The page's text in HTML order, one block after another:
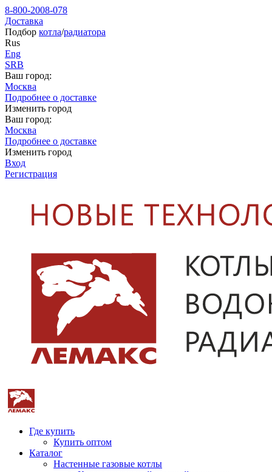
8-800-2008-078
Доставка
Подбор котла/радиатора
Rus
Eng
SRB
Ваш город:
Москва
Подробнее о доставке
Изменить город
Ваш город:
Москва
Подробнее о доставке
Изменить город
Вход
Регистрация
Где купить
Купить оптом
Каталог
Настенные газовые котлы